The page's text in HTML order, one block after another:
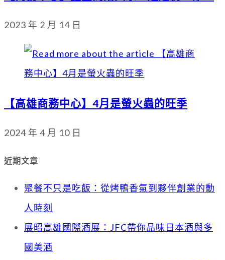
2023 年 2 月 14 日
【高雄商務中心】4月是螢火蟲的旺季
2024 年 4 月 10 日
近期文章
聚餐不只是吃飯：從烤鴨香氣到夥伴創業的動
人時刻
展昭高雄國際酒展：JFC帶你品味日本酒與多
國美酒